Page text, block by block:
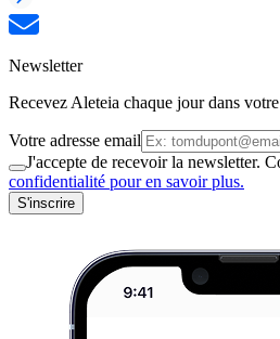
Newsletter
Recevez Aleteia chaque jour dans
Votre adresse email
J'accepte de recevoir la newsletter.
confidentialité pour en savoir plus.
S'inscrire